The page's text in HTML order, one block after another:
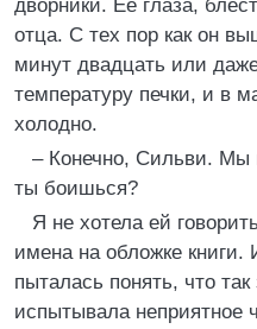
дворники. Ее глаза,
отца. С тех пор как он
минут двадцать или
температуру печки, и в
холодно.
– Конечно, Сильви. Мы
ты боишься?
Я не хотела ей
имена на обложке книги.
пыталась понять, что
испытывала неприятное